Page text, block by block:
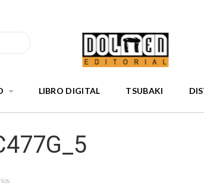
LIBRO DIGITAL TSUBAKI